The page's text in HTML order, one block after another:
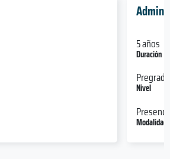
5 años
Duración
Pregrado
Nivel
Modalidad